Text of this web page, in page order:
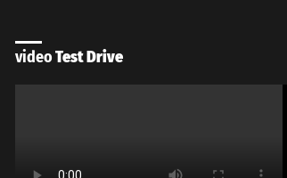
videoTest Drive